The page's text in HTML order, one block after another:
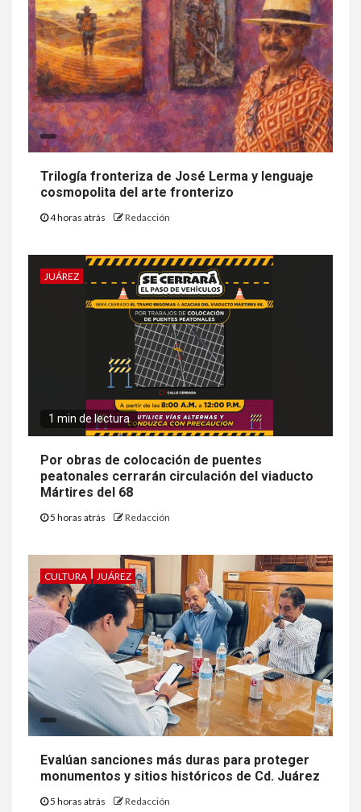
Trilogía fronteriza de José Lerma y lenguaje
cosmopolita del arte fronterizo
4 horas atrás Redacción
JUÁREZ
1 min de lectura
Por obras de colocación de puentes
peatonales cerrarán circulación del viaducto
Mártires del 68
5 horas atrás Redacción
CULTURA JUÁREZ
Evalúan sanciones más duras para proteger
monumentos y sitios históricos de Cd. Juárez
5 horas atrás Redacción